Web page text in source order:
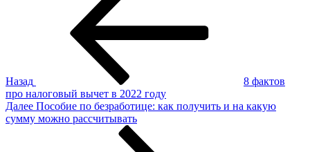
Назад
8 фактов
про налоговый вычет в 2022 году
Следующая
запись
Далее Пособие по безработице: как получить и на какую
сумму можно рассчитывать